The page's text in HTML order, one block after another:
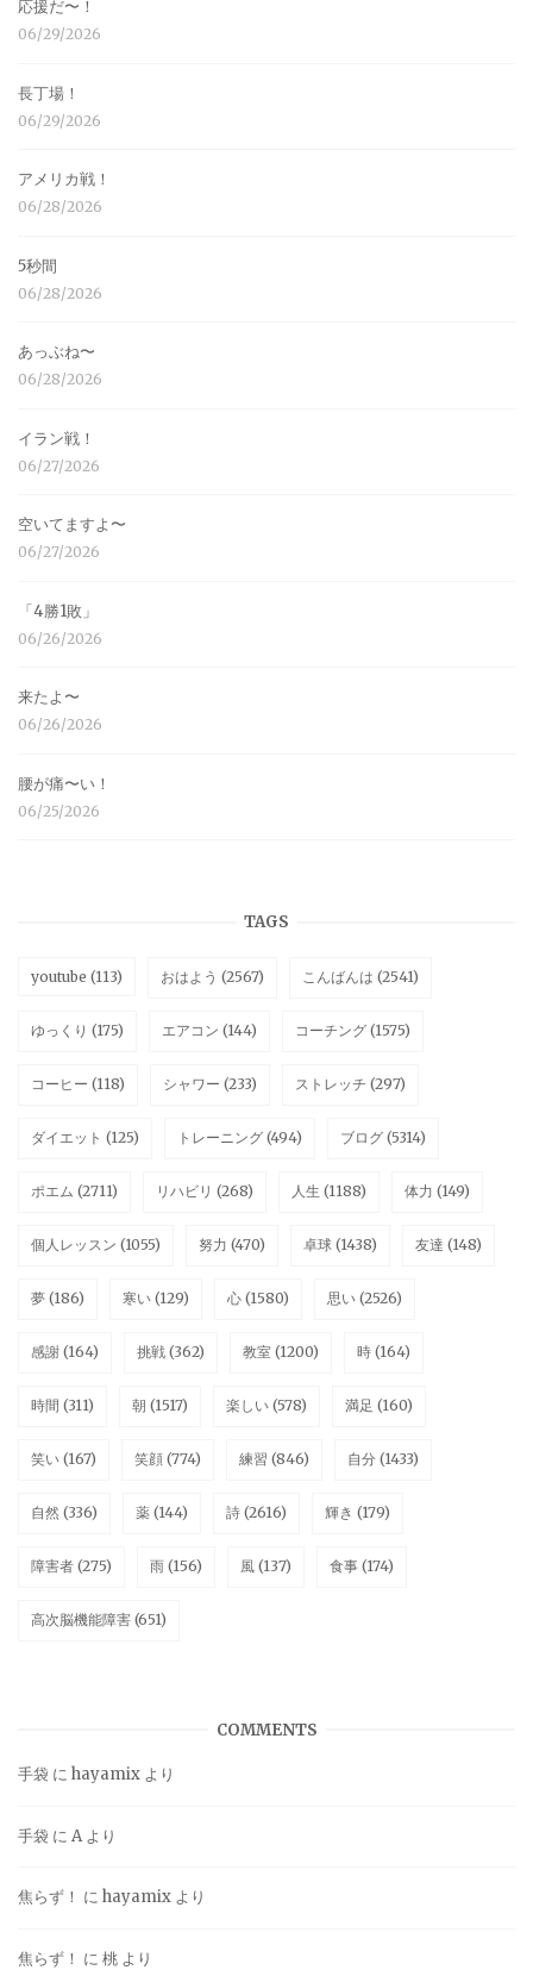
応援だ〜！
06/29/2026
長丁場！
06/29/2026
アメリカ戦！
06/28/2026
5秒間
06/28/2026
あっぶね〜
06/28/2026
イラン戦！
06/27/2026
空いてますよ〜
06/27/2026
「4勝1敗」
06/26/2026
来たよ〜
06/26/2026
腰が痛〜い！
06/25/2026
TAGS
youtube (113) おはよう (2567) こんばんは (2541)
ゆっくり (175) エアコン (144) コーチング (1575)
コーヒー (118) シャワー (233) ストレッチ (297)
ダイエット (125) トレーニング (494) ブログ (5314)
ポエム (2711) リハビリ (268) 人生 (1188) 体力 (149)
個人レッスン (1055) 努力 (470) 卓球 (1438) 友達 (148)
夢 (186) 寒い (129) 心 (1580) 思い (2526)
感謝 (164) 挑戦 (362) 教室 (1200) 時 (164)
時間 (311) 朝 (1517) 楽しい (578) 満足 (160)
笑い (167) 笑顔 (774) 練習 (846) 自分 (1433)
自然 (336) 薬 (144) 詩 (2616) 輝き (179)
障害者 (275) 雨 (156) 風 (137) 食事 (174)
高次脳機能障害 (651)
COMMENTS
手袋 に hayamix より
手袋 に Aより
焦らず！ に hayamix より
焦らず！ に 桃 より